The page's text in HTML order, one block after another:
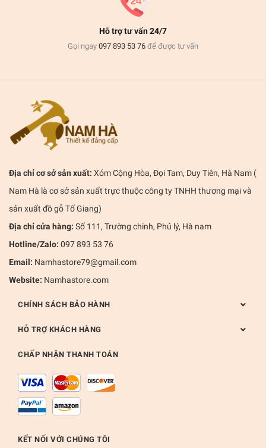
Hỗ trợ tư vấn 24/7
Gọi ngay 097 893 53 76 để được tư vấn
Địa chỉ cơ sở sản xuất: Xóm Cộng Hòa, Đọi Tam, Duy Tiên, Hà Nam (
Nam Hà là cơ sở sản xuất trực thuộc công ty TNHH thương mại và
sản xuất đồ gỗ Tố Giang)
Địa chỉ cửa hàng: Số 111, Trường chinh, Phủ lý, Hà nam
Hotline/Zalo: 097 893 53 76
Email: Namhastore79@gmail.com
Website: Namhastore.com
CHÍNH SÁCH BẢO HÀNH
HỖ TRỢ KHÁCH HÀNG
CHẤP NHẬN THANH TOÁN
KẾT NỐI VỚI CHÚNG TÔI